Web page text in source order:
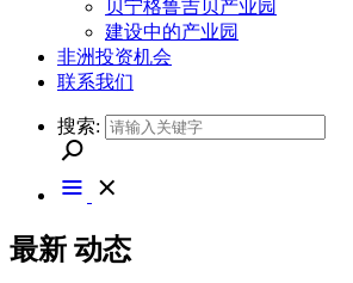
贝宁格鲁吉贝产业园
建设中的产业园
非洲投资机会
联系我们
搜索:
最新 动态